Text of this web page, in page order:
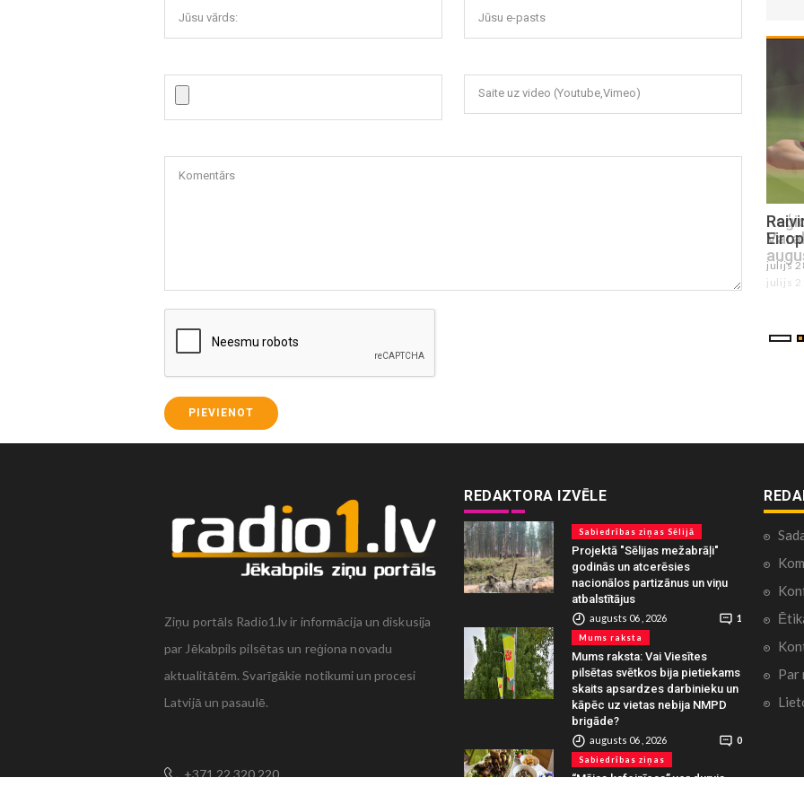
Jūsu vārds: Jūsu e-pasts
Saite uz video (Youtube,Vimeo)
Komentārs
PIEVIENOT
julijs
Ziņu portāls Radio1.lv ir informācija un diskusija
par Jēkabpils pilsētas un reģiona novadu
aktualitātēm. Svarīgākie notikumi un procesi
Latvijā un pasaulē.
+371 22 320 220
REDAKTORA IZVĒLE
Sabiedrības ziņas Sēlijā
Projektā "Sēlijas mežabrāļi"
godinās un atcerēsies
nacionālos partizānus un viņu
atbalstītājus
augusts 06 , 2026 1
Mums raksta
Mums raksta: Vai Viesītes
pilsētas svētkos bija pietiekams
skaits apsardzes darbinieku un
kāpēc uz vietas nebija NMPD
brigāde?
augusts 06 , 2026 0
Sabiedrības ziņas
“Mājas kafejnīcas” ver durvis
Par